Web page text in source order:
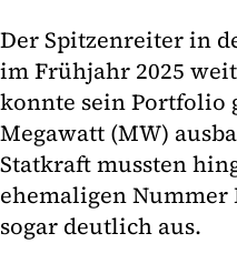
Der Spitzenreiter in
im Frühjahr 2025
konnte sein Portfolio
Megawatt (MW)
Statkraft mussten
ehemaligen Nummer
sogar deutlich aus.